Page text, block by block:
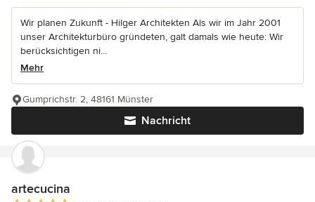
Wir planen Zukunft - Hilger Architekten Als wir im Jahr 2001
unser Architekturbüro gründeten, galt damals wie heute: Wir
berücksichtigen ni...
Mehr
Nachricht
Gumprichstr. 2, 48161 Münster
artecucina